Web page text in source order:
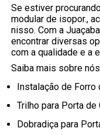
Se estiver
modular de isopor.,
nisso. Com a
encontrar diversas
com a qualidade e a
Saiba mais sobre
Instalação de Forro
Trilho para Porta de
Dobradiça para